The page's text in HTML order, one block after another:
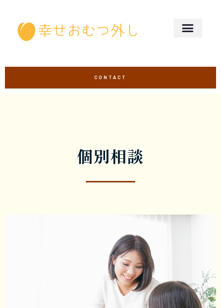
CONTACT
個別相談